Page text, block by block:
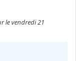
le vendredi 21